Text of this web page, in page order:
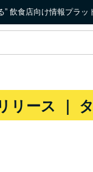
” 飲食店向け情報プラッ
リース ｜